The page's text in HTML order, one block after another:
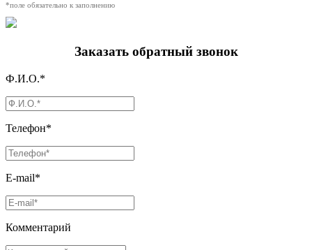
*поле обязательно к заполнению
Заказать обратный звонок
Ф.И.О.*
Телефон*
E-mail*
Комментарий